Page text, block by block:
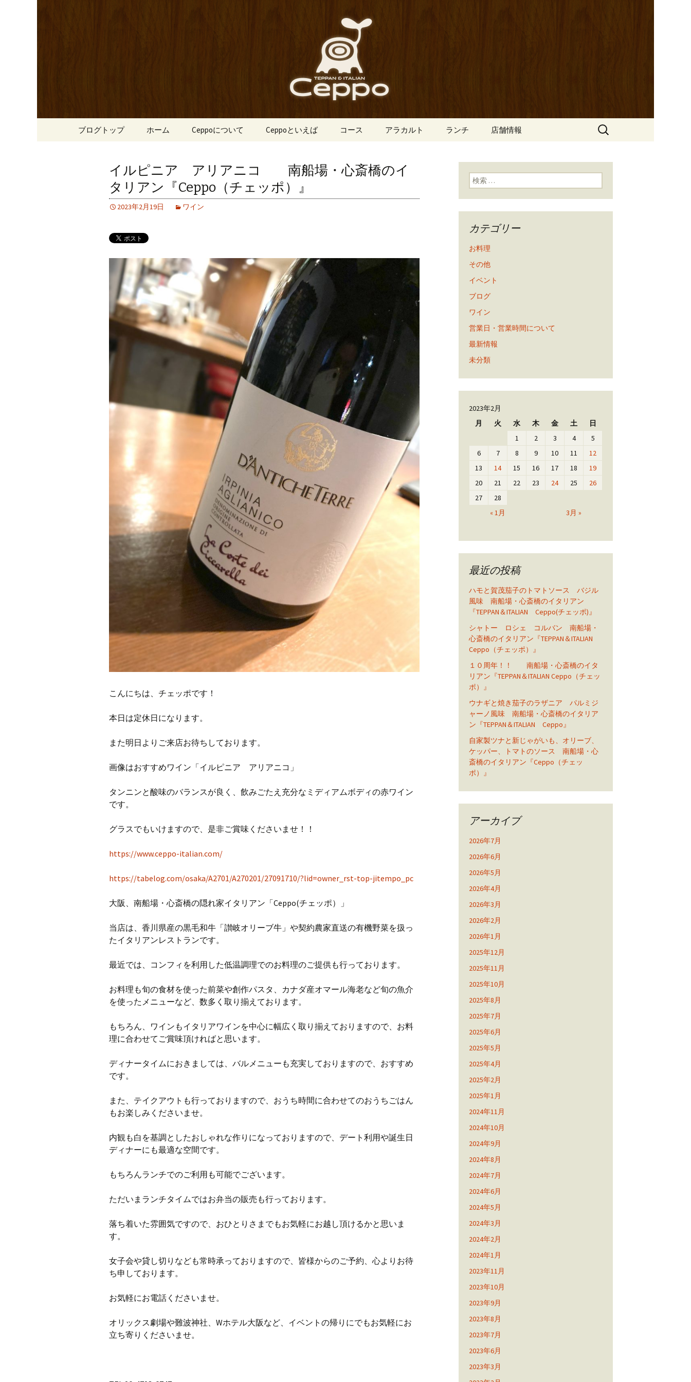
南船場・心斎橋のイタリアン
「Ceppo（チェッポ）」の公式ブログ
リーブ牛のステーキのほか、バルメニューも豊富にご用意。デートにも一人飲みのお客様にもぴった
コンテンツへ移動
ブログトップ ホーム Ceppoについて Ceppoといえば コース アラカルト ランチ 店舗情報
検
イルピニア アリアニコ 南船場・心斎橋のイ
タリアン『Ceppo（チェッポ）』
2023年2月19日 ワイン
こんにちは、チェッポです！
本日は定休日になります。
また明日よりご来店お待ちしております。
画像はおすすめワイン「イルピニア アリアニコ」
タンニンと酸味のバランスが良く、飲みごたえ充分なミディアムボディの赤ワイン
です。
グラスでもいけますので、是非ご賞味くださいませ！！
https://www.ceppo-italian.com/
https://tabelog.com/osaka/A2701/A270201/27091710/?lid=owner_rst-top-jitempo_pc
大阪、南船場・心斎橋の隠れ家イタリアン「Ceppo(チェッポ）」
当店は、香川県産の黒毛和牛「讃岐オリーブ牛」や契約農家直送の有機野菜を扱っ
たイタリアンレストランです。
最近では、コンフィを利用した低温調理でのお料理のご提供も行っております。
お料理も旬の食材を使った前菜や創作パスタ、カナダ産オマール海老など旬の魚介
を使ったメニューなど、数多く取り揃えております。
もちろん、ワインもイタリアワインを中心に幅広く取り揃えておりますので、お料
理に合わせてご賞味頂ければと思います。
ディナータイムにおきましては、バルメニューも充実しておりますので、おすすめ
です。
また、テイクアウトも行っておりますので、おうち時間に合わせてのおうちごはん
もお楽しみくださいませ。
内観も白を基調としたおしゃれな作りになっておりますので、デート利用や誕生日
ディナーにも最適な空間です。
もちろんランチでのご利用も可能でございます。
ただいまランチタイムではお弁当の販売も行っております。
落ち着いた雰囲気ですので、おひとりさまでもお気軽にお越し頂けるかと思いま
す。
女子会や貸し切りなども常時承っておりますので、皆様からのご予約、心よりお待
ち申しております。
お気軽にお電話くださいませ。
オリックス劇場や難波神社、Wホテル大阪など、イベントの帰りにでもお気軽にお
立ち寄りくださいませ。
検索:
カテゴリー
お料理
その他
イベント
ブログ
ワイン
営業日・営業時間について
最新情報
未分類
2023年2月
月
火 水 木 金 土 日
« 1月 3月 »
1 2 3 4
5
6
7 8 9 10 11
12
13
14 15 16 17 18
19
20
21 22 23 24 25
26
27
28
最近の投稿
ハモと賀茂茄子のトマトソース バジル
風味 南船場・心斎橋のイタリアン
『TEPPAN＆ITALIAN Ceppo(チェッポ)』
シャトー ロシェ コルバン 南船場・
心斎橋のイタリアン『TEPPAN＆ITALIAN
Ceppo（チェッポ）』
１０周年！！ 南船場・心斎橋のイタ
リアン『TEPPAN＆ITALIAN Ceppo（チェッ
ポ）』
ウナギと焼き茄子のラザニア パルミジ
ャーノ風味 南船場・心斎橋のイタリア
ン『TEPPAN＆ITALIAN Ceppo』
自家製ツナと新じゃがいも、オリーブ、
ケッパー、トマトのソース 南船場・心
斎橋のイタリアン『Ceppo（チェッ
ポ）』
アーカイブ
2026年7月
2026年6月
2026年5月
2026年4月
2026年3月
2026年2月
2026年1月
2025年12月
2025年11月
2025年10月
2025年8月
2025年7月
2025年6月
2025年5月
2025年4月
2025年2月
2025年1月
2024年11月
2024年10月
2024年9月
2024年8月
2024年7月
2024年6月
2024年5月
2024年3月
2024年2月
2024年1月
2023年11月
2023年10月
2023年9月
2023年8月
2023年7月
2023年6月
2023年3月